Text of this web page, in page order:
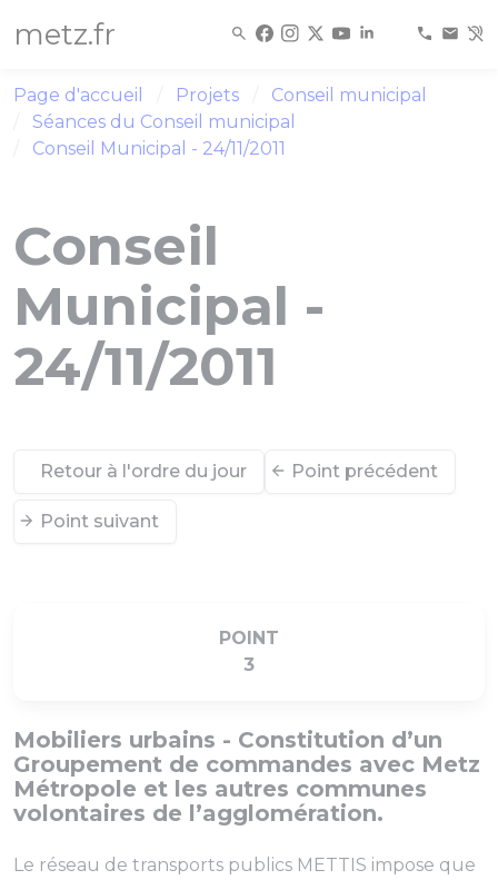
metz.fr
Page d'accueil Projets
Conseil municipal
Séances du Conseil municipal
Conseil Municipal - 24/11/2011
Conseil
Municipal -
24/11/2011
Retour à l'ordre du jour Point précédent
Point suivant
POINT
3
Mobiliers urbains - Constitution d’un
Groupement de commandes avec Metz
Métropole et les autres communes
volontaires de l’agglomération.
Le réseau de transports publics METTIS impose que